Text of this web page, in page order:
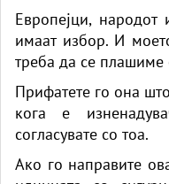
Европејци, народот
имаат избор. И
треба да се плашиме
Прифатете го она
кога е
согласувате со тоа.
Ако го направите